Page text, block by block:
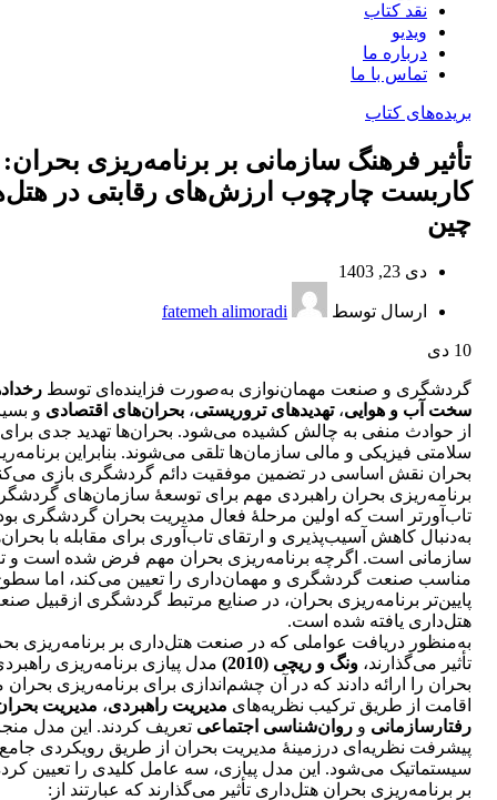
نقد کتاب
ویدیو
درباره‌ ما
تماس با ما
بریده‌های کتاب
تأثیر فرهنگ سازمانی بر برنامه‌ریزی بحران:
کاربست چارچوب ارزش‌های رقابتی در
چین
دی 23, 1403
ارسال توسط fatemeh alimoradi
10 دی
گردشگری و صنعت مهمان‌نوازی به‌صورت فزاینده‌ای توسط
سخت آب و هوایی،تهدیدهای تروریستی، بحران‌های اقتصادی و
از حوادث منفی به چالش کشیده می‌شود. بحران‌ها تهدید جدی برای
سلامتی فیزیکی و مالی سازمان‌ها تلقی می‌شوند. بنابراین
بحران نقش اساسی در تضمین موفقیت دائم گردشگری بازی
برنامه‌ریزی بحران راهبردی مهم برای توسعۀ سازمان‌های
تاب‌آورتر است که اولین مرحلۀ فعال مدیریت بحران گردشگری
به‌دنبال کاهش آسیب‌پذیری و ارتقای تاب‌آوری برای مقابله با
سازمانی است. اگرچه برنامه‌ریزی بحران مهم فرض شده است و
مناسب صنعت گردشگری و مهمان‌داری را تعیین می‌کند، اما
پایین‌تر برنامه‌ریزی بحران، در صنایع مرتبط گردشگری ازقبیل
هتل‌داری یافته شده است.
به‌منظور دریافت عواملی که در صنعت هتل‌داری بر برنامه‌ریزی
تأثیر می‌گذارند، ونگ و ریچی (2010)
مدل پیازی برنامه‌ریزی
بحران را ارائه دادند که در آن چشم‌اندازی برای برنامه‌ریزی
اقامت از طریق ترکیب نظریه‌های مدیریت راهبردی، مدیریت
رفتارسازمانی و روان‌شناسی اجتماعی تعریف کردند. این مدل
پیشرفت نظریه‌ای درزمینۀ مدیریت بحران از طریق رویکردی
سیستماتیک می‌شود. این مدل پیازی، سه عامل کلیدی را تعیین
بر برنامه‌ریزی بحران هتل‌داری تأثیر می‌گذارند که عبارتند از: